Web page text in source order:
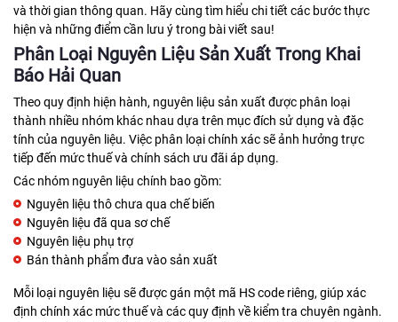
và thời gian thông quan. Hãy cùng tìm hiểu chi tiết các bước thực
hiện và những điểm cần lưu ý trong bài viết sau!
Phân Loại Nguyên Liệu Sản Xuất Trong Khai
Báo Hải Quan
Theo quy định hiện hành, nguyên liệu sản xuất được phân loại
thành nhiều nhóm khác nhau dựa trên mục đích sử dụng và đặc
tính của nguyên liệu. Việc phân loại chính xác sẽ ảnh hưởng trực
tiếp đến mức thuế và chính sách ưu đãi áp dụng.
Các nhóm nguyên liệu chính bao gồm:
Nguyên liệu thô chưa qua chế biến
Nguyên liệu đã qua sơ chế
Nguyên liệu phụ trợ
Bán thành phẩm đưa vào sản xuất
Mỗi loại nguyên liệu sẽ được gán một mã HS code riêng, giúp xác
định chính xác mức thuế và các quy định về kiểm tra chuyên ngành.